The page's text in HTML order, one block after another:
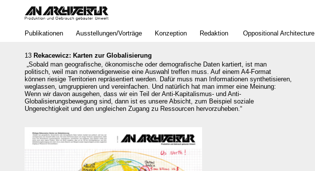
13 Rekacewicz: Karten zur Globalisierung
„Sobald man geografische, ökonomische oder demografische Daten kartiert, ist man
politisch, weil man notwendigerweise eine Auswahl treffen muss. Auf einem A4-Format
können riesige Territorien repräsentiert werden. Dafür muss man Informationen synthetisieren,
weglassen, umgruppieren und vereinfachen. Und natürlich hat man immer eine Meinung:
Wenn wir davon ausgehen, dass wir ein Teil der Anti-Kapitalismus- und Anti-
Globalisierungsbewegung sind, dann ist es unsere Absicht, zum Beispiel soziale
Ungerechtigkeit und den ungleichen Zugang zu Ressourcen hervorzuheben.“
Publikationen Ausstellungen/Vorträge Konzeption Redaktion Oppositional Architecture